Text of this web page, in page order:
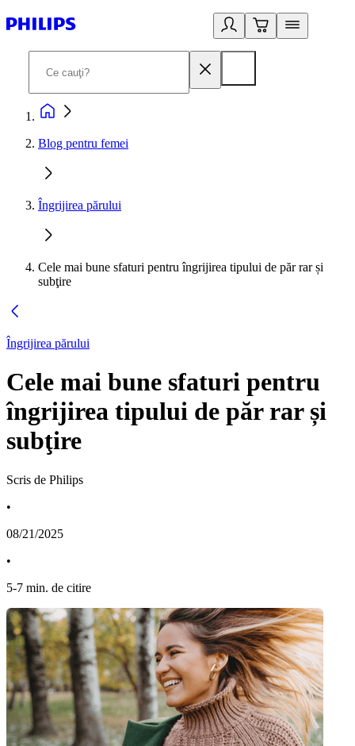
Blog pentru femei
Îngrijirea părului
Cele mai bune sfaturi pentru îngrijirea tipului de păr rar și
subţire
Îngrijirea părului
Cele mai bune sfaturi pentru
îngrijirea tipului de păr rar și
subţire
Scris de Philips
•
08/21/2025
•
5-7 min. de citire